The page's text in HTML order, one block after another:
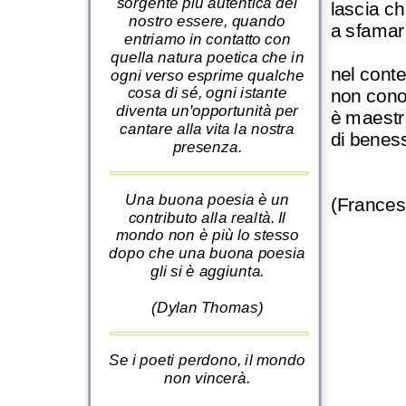
nostro essere, quando
entriamo in contatto con
quella natura poetica che in
ogni verso esprime qualche
cosa di sé, ogni istante
diventa un'opportunità per
cantare alla vita la nostra
presenza.
Una buona poesia è un
contributo alla realtà. Il
mondo non è più lo stesso
dopo che una buona poesia
gli si è aggiunta.
(Dylan Thomas)
Se i poeti perdono, il mondo
non vincerà.
lascia
a
nel
non
è
di